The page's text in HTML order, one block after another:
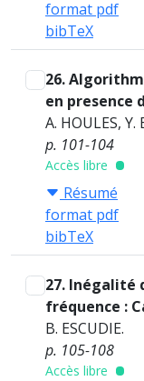
format pdf
bibTeX
26.
en presence
A. HOULES, Y.
p. 101-104
Accès libre
Résumé
format pdf
bibTeX
27. Inégalité
fréquence :
B. ESCUDIE.
p. 105-108
Accès libre